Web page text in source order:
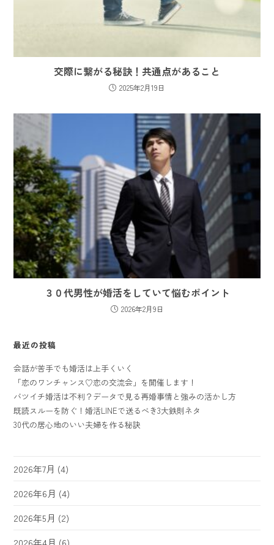
交際に繋がる秘訣！共通点があること
2025年2月19日
３０代男性が婚活をしていて悩むポイント
2026年2月9日
最近の投稿
会話が苦手でも婚活は上手くいく
「恋のワンチャンス♡恋の交流会」を開催します！
バツイチ婚活は不利？データで見る再婚事情と強みの活かし方
既読スルーを防ぐ！婚活LINEで送るべき3大鉄則ネタ
30代の居心地のいい夫婦を作る秘訣
2026年7月 (4)
2026年6月 (4)
2026年5月 (2)
2026年4月 (6)